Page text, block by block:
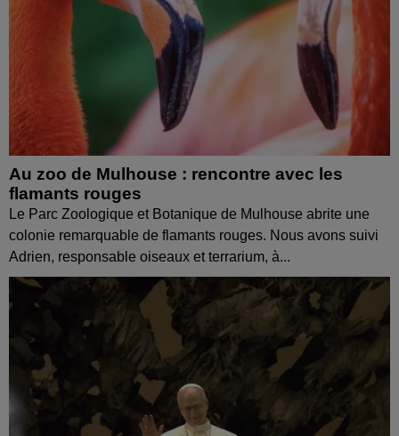
Au zoo de Mulhouse : rencontre avec les
flamants rouges
Le Parc Zoologique et Botanique de Mulhouse abrite une
colonie remarquable de flamants rouges. Nous avons suivi
Adrien, responsable oiseaux et terrarium, à...